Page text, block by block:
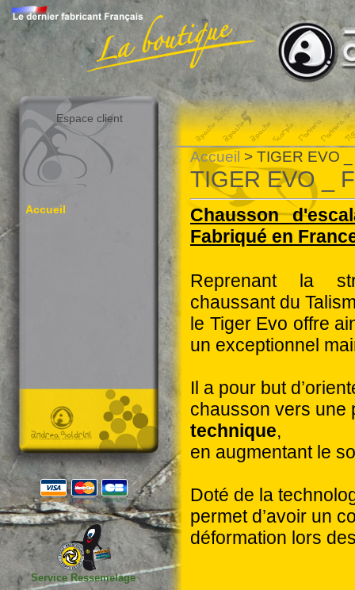
Espace client
Accueil
Service Ressemelage
Accueil > TIGER EVO
TIGER EVO _
Chausson
Fabriqué en
Reprenant la
chaussant du
le Tiger Evo offre
un exceptionnel
Il a pour but
chausson vers une
technique,
en augmentant le
Doté de la
permet d’avoir un
déformation lors